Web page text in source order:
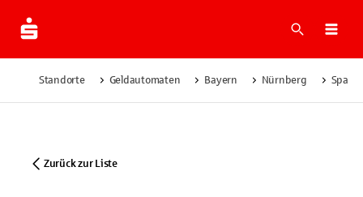
Suche
Standorte Geldautomaten Bayern Nürnberg
Zurück zur Liste